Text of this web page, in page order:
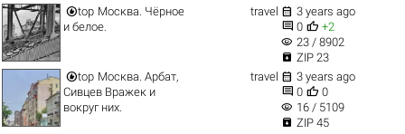
top Москва. Чёрное
и белое.
travel  3 years ago
 0  +2
visibility 23 / 8902
 ZIP 23
top Москва. Арбат,
Сивцев Вражек и
вокруг них.
travel  3 years ago
 0  0
visibility 16 / 5109
 ZIP 45